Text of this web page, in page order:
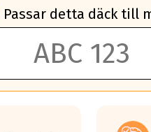
klass G däck.
med ett klass A däck
samt vilken körstil du
Passar detta däck till